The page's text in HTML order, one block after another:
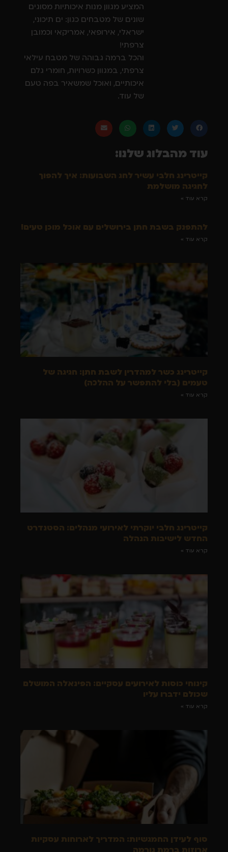
המציע מגוון מנות איכותיות מסוגים
שונים של מטבחים כגון: ים תיכוני,
ישראלי, אירופאי, אמריקאי וכמובן
צרפתי!
והכל ברמה גבוהה של מטבח עילאי
צרפתי, במגוון כשרויות, חומרי גלם
איכותיים, ואוכל שמשאיר בפה טעם
של עוד.
עוד מהבלוג שלנו:
קייטרינג חלבי עשיר לחג השבועות: איך להפוך
לחגיגה מושלמת
קרא עוד »
להתפנק בשבת חתן בירושלים עם אוכל מוכן טעים!
קרא עוד »
קייטרינג כשר למהדרין לשבת חתן: חגיגה של
טעמים (בלי להתפשר על ההלכה)
קרא עוד »
קייטרינג חלבי יוקרתי לאירועי מנהלים: הסטנדרט
החדש לישיבות הנהלה
קרא עוד »
קינוחי כוסות לאירועים עסקיים: הפינאלה המושלם
שכולם ידברו עליו
קרא עוד »
סוף לעידן החמגשיות: המדריך לארוחות עסקיות